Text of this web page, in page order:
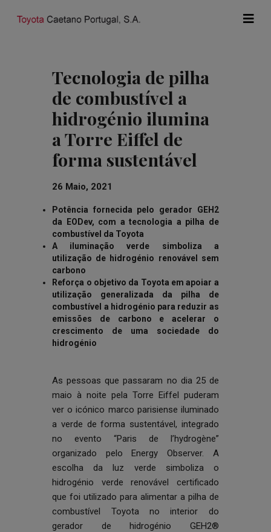
Tecnologia de pilha
de combustível a
hidrogénio ilumina
a Torre Eiffel de
forma sustentável
26 Maio, 2021
Potência fornecida pelo gerador GEH2
da EODev, com a tecnologia a pilha de
combustível da Toyota
A iluminação verde simboliza a
utilização de hidrogénio renovável sem
carbono
Reforça o objetivo da Toyota em apoiar a
utilização generalizada da pilha de
combustível a hidrogénio para reduzir as
emissões de carbono e acelerar o
crescimento de uma sociedade do
hidrogénio
As pessoas que passaram no dia 25 de
maio à noite pela Torre Eiffel puderam
ver o icónico marco parisiense iluminado
a verde de forma sustentável, integrado
no evento “Paris de l’hydrogène”
organizado pelo Energy Observer. A
escolha da luz verde simboliza o
hidrogénio verde renovável certificado
que foi utilizado para alimentar a pilha de
combustível Toyota no interior do
gerador de hidrogénio GEH2®